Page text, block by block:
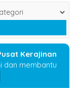
Kerajinan
dan membantu